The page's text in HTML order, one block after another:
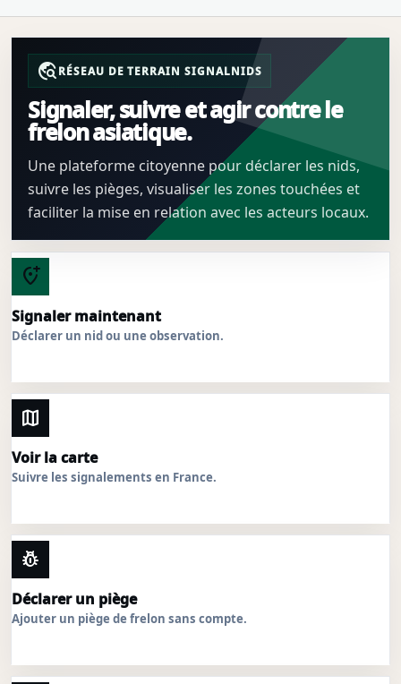
travel_exploreRÉSEAU DE TERRAIN SIGNALNIDS
Signaler, suivre et agir contre le
frelon asiatique.
Une plateforme citoyenne pour déclarer les nids,
suivre les pièges, visualiser les zones touchées et
faciliter la mise en relation avec les acteurs locaux.
add_location_alt
Signaler maintenant
Déclarer un nid ou une observation.
map
Voir la carte
Suivre les signalements en France.
pest_control
Déclarer un piège
Ajouter un piège de frelon sans compte.